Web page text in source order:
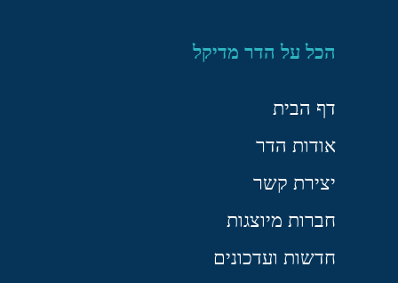
הכל על הדר מדיקל
דף הבית
אודות הדר
יצירת קשר
חברות מיוצגות
חדשות ועדכונים